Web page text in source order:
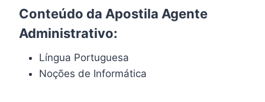
Conteúdo da Apostila Agente
Administrativo:
Língua Portuguesa
Noções de Informática